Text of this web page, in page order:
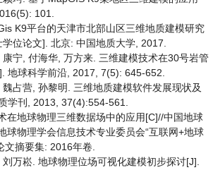
101.
K9平台的天津市北部山区三维地质建模研究
位论文]. 北京: 中国地质大学, 2017.
宁, 付海华, 万方来. 三维建模技术在30号岩管
地球科学前沿, 2017, 7(5): 645-652.
占营, 孙黎明. 三维地质建模软件发展现状及
学刊, 2013, 37(4):554-561.
在地球物理三维数据场中的应用[C]//中国地球
球物理学会信息技术专业委员会“互联网+地球
文摘要集: 2016年卷.
万崧. 地球物理位场可视化建模初步探讨[J].